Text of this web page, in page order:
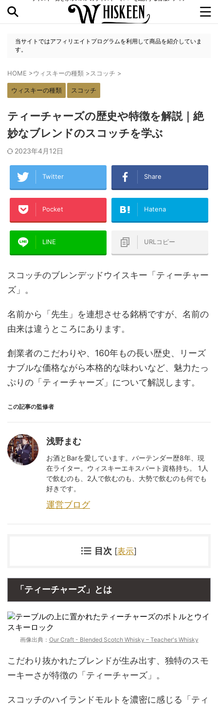
当サイトではアフィリエイトプログラムを利用して商品を紹介していま
す。
HOME >ウィスキーの種類 >スコッチ >
ウィスキーの種類 スコッチ
ティーチャーズの歴史や特徴を解説｜絶
妙なブレンドのスコッチを学ぶ
2023年4月12日
Twitter Share
Pocket Hatena
LINE URLコピー
スコッチのブレンデッドウイスキー「ティーチャー
ズ」。
名前から「先生」を連想させる銘柄ですが、名前の
由来は違うところにあります。
創業者のこだわりや、160年もの長い歴史、リーズ
ナブルな価格ながら本格的な味わいなど、魅力たっ
ぷりの「ティーチャーズ」について解説します。
この記事の監修者
浅野まむ
お酒とBarを愛しています。バーテンダー歴8年、現
在ライター。ウィスキーエキスパート資格持ち。 1人
で飲むのも、2人で飲むのも、大勢で飲むのも何でも
好きです。
運営ブログ
目次 [表示]
「ティーチャーズ」とは
画像出典： Our Craft - Blended Scotch Whisky – Teacher's Whisky
こだわり抜かれたブレンドが生み出す、独特のスモ
ーキーさが特徴の「ティーチャーズ」。
スコッチのハイランドモルトを濃密に感じる「ティ